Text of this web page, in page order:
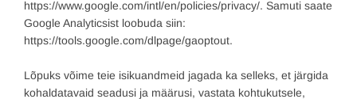
https://www.google.com/intl/en/policies/privacy/. Samuti saate
Google Analyticsist loobuda siin:
https://tools.google.com/dlpage/gaoptout.
Lõpuks võime teie isikuandmeid jagada ka selleks, et järgida
kohaldatavaid seadusi ja määrusi, vastata kohtukutsele,